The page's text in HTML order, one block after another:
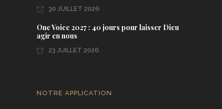
30 JUILLET 2026
One Voice 2027 : 40 jours pour laisser Dieu
agir en nous
23 JUILLET 2026
NOTRE APPLICATION